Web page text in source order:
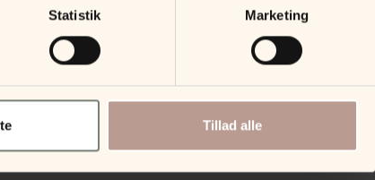
Statistik Marketing
Tillad alle